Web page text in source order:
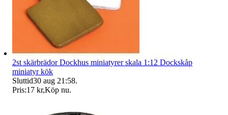
2st skärbrädor Dockhus miniatyrer skala 1:12 Dockskåp
miniatyr kök
Sluttid30 aug 21:58.
Pris:17 kr,Köp nu.